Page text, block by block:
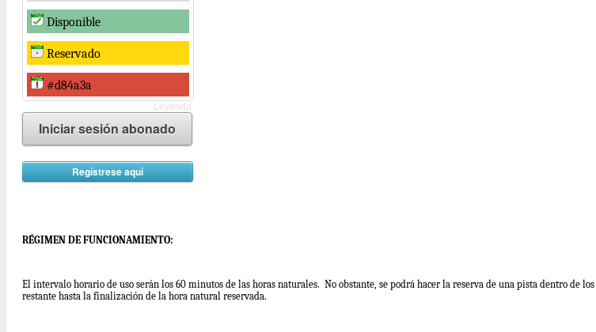
Disponible
Reservado
#d84a3a
Leyenda.
Iniciar sesión abonado
Regístrese aquí
RÉGIMEN DE FUNCIONAMIENTO:
El intervalo horario de uso serán los 60 minutos de las horas naturales. No obstante, se podrá hacer la reserva de una pista dentro de
restante hasta la finalización de la hora natural reservada.